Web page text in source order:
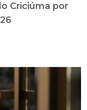
Criciúma por